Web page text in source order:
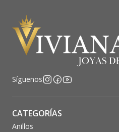
Síguenos
CATEGORÍAS
Anillos